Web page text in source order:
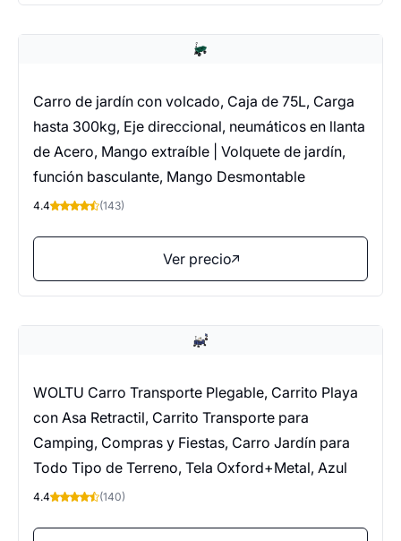
Carro de jardín con volcado, Caja de 75L, Carga
hasta 300kg, Eje direccional, neumáticos en llanta
de Acero, Mango extraíble | Volquete de jardín,
función basculante, Mango Desmontable
4.4 (143)
Ver precio
WOLTU Carro Transporte Plegable, Carrito Playa
con Asa Retractil, Carrito Transporte para
Camping, Compras y Fiestas, Carro Jardín para
Todo Tipo de Terreno, Tela Oxford+Metal, Azul
4.4 (140)